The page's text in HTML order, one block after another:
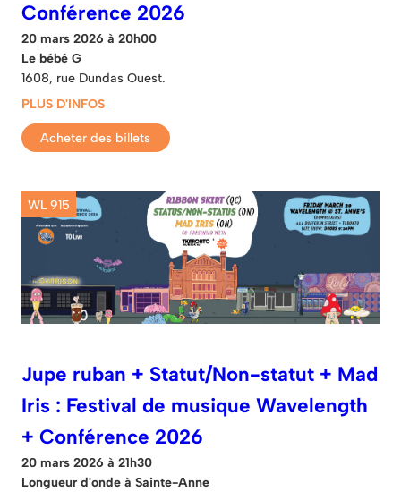
Conférence 2026
20 mars 2026 à 20h00
Le bébé G
1608, rue Dundas Ouest.
PLUS D'INFOS
Acheter des billets
WL 915
Jupe ruban + Statut/Non-statut + Mad
Iris : Festival de musique Wavelength
+ Conférence 2026
20 mars 2026 à 21h30
Longueur d'onde à Sainte-Anne